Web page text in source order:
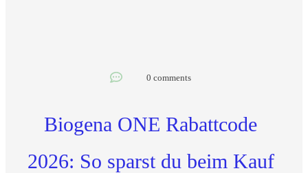
0 comments
Biogena ONE Rabattcode
2026: So sparst du beim Kauf